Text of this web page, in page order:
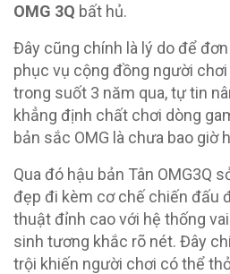
OMG 3Q bất hủ.
Đây cũng chính là lý do để
phục vụ cộng đồng người
trong suốt 3 năm qua, tự tin
khẳng định chất chơi dòng
bản sắc OMG là chưa bao giờ
Qua đó hậu bản Tân OMG3Q
đẹp đi kèm cơ chế chiến đấu
thuật đỉnh cao với hệ thống
sinh tương khắc rõ nét. Đây
trội khiến người chơi có thể